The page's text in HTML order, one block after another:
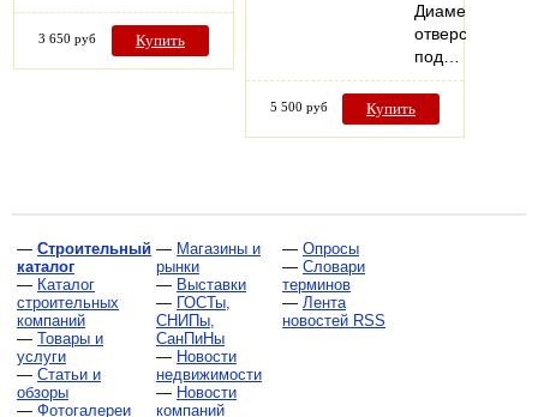
3 650 руб Купить
Диаметр
отверстия
под…
5 500 руб Купить
— Строительный
каталог
— Каталог
строительных
компаний
— Товары и
услуги
— Статьи и
обзоры
— Фотогалереи
— Магазины и
рынки
— Выставки
— ГОСТы,
СНИПы,
СанПиНы
— Новости
недвижимости
— Новости
компаний
— Опросы
— Словари
терминов
— Лента
новостей RSS